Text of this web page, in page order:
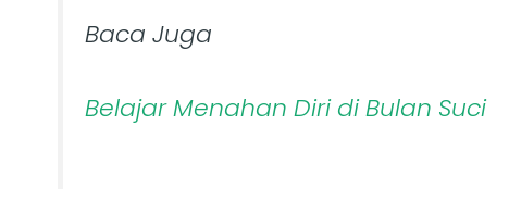
Baca Juga
Belajar Menahan Diri di Bulan Suci